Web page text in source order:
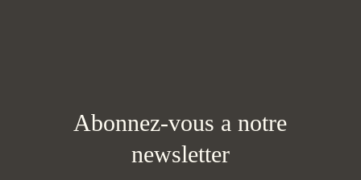
Abonnez-vous a notre
newsletter